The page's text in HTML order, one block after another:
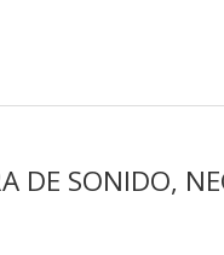
DE SONIDO,